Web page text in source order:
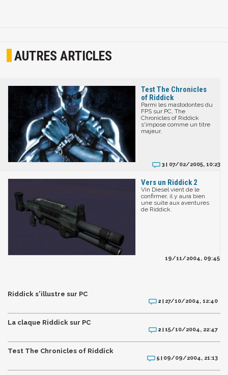
AUTRES ARTICLES
Test The Chronicles
of Riddick
Parmi les mastodontes du
FPS sur PC, The
Chronicles of Riddick
s'impose comme un titre
majeur.
3 | 07/02/2005, 10:23
Vers un Riddick 2
Vin Diesel vient de le
confirmer, il y aura bien
une suite aux aventures
de Riddick.
19/11/2004, 09:45
Riddick s'illustre sur PC
2 | 27/10/2004, 12:40
La claque Riddick sur PC
2 |15/10/2004, 22:47
Test The Chronicles of Riddick
5 | 09/09/2004, 21:13